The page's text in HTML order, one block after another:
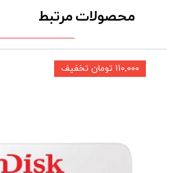
محصولات مرتبط
۱۱۰,۰۰۰ تومان تخفیف